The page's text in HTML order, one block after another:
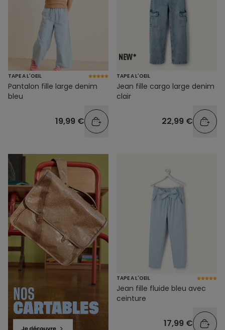
TAPE A L'OEIL
Pantalon fille large denim
bleu
19,99 €
TAPE A L'OEIL
Jean fille cargo large denim
clair
22,99 €
TAPE A L'OEIL
Jean fille fluide bleu avec
ceinture
17,99 €